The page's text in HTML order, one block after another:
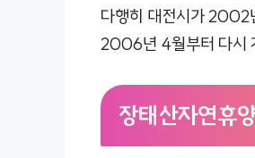
다행히 대전시가 2002
2006년 4월부터 다시
장태산자연휴